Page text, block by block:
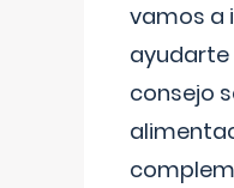
vamos a
ayudarte
consejo